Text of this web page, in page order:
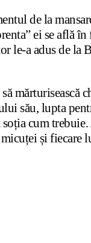
de la
ei se află
le-a adus de
mărturisească
său, lupta
cum
și